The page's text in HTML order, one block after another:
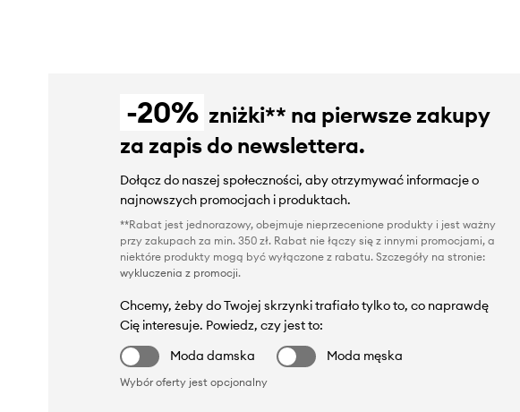
-20% zniżki** na pierwsze zakupy
za zapis do newslettera.
Dołącz do naszej społeczności, aby otrzymywać informacje o
najnowszych promocjach i produktach.
**Rabat jest jednorazowy, obejmuje nieprzecenione produkty i jest ważny
przy zakupach za min. 350 zł. Rabat nie łączy się z innymi promocjami, a
niektóre produkty mogą być wyłączone z rabatu. Szczegóły na stronie:
wykluczenia z promocji.
Chcemy, żeby do Twojej skrzynki trafiało tylko to, co naprawdę
Cię interesuje. Powiedz, czy jest to:
Moda damska
Moda męska
Wybór oferty jest opcjonalny